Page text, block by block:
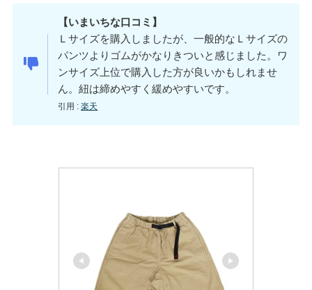
【いまいちな口コミ】
Ｌサイズを購入しましたが、一般的なＬサイズの
パンツよりゴムがかなりきついと感じました。ワ
ンサイズ上位で購入した方が良いかもしれませ
ん。紐は締めやすく緩めやすいです。
引用 :楽天